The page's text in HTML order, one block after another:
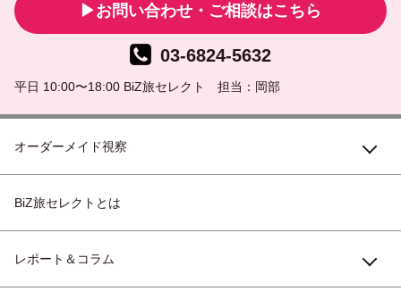
お問い合わせ・ご相談はこちら
03-6824-5632
平日 10:00〜18:00 BiZ旅セレクト 担当：岡部
オーダーメイド視察
BiZ旅セレクトとは
レポート＆コラム